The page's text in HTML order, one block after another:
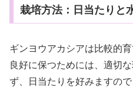
栽培方法：日当たりと
ギンヨウアカシアは比較的
良好に保つためには、適切
ず、日当たりを好みますの